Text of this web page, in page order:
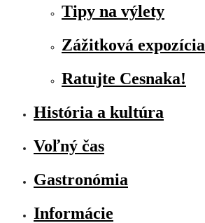
Tipy na výlety
Zážitková expozícia
Ratujte Cesnaka!
História a kultúra
Voľný čas
Gastronómia
Informácie